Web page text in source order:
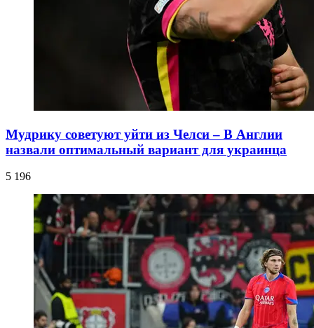
Мудрику советуют уйти из Челси – В Англии
назвали оптимальный вариант для украинца
5 196